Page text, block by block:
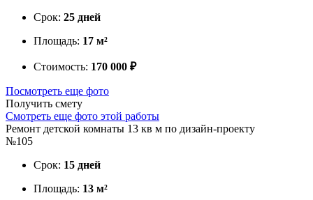
Срок: 25 дней
Площадь: 17 м²
Стоимость: 170 000 ₽
Посмотреть еще фото
Получить смету
Смотреть еще фото этой работы
Ремонт детской комнаты 13 кв м по дизайн-проекту
№105
Срок: 15 дней
Площадь: 13 м²